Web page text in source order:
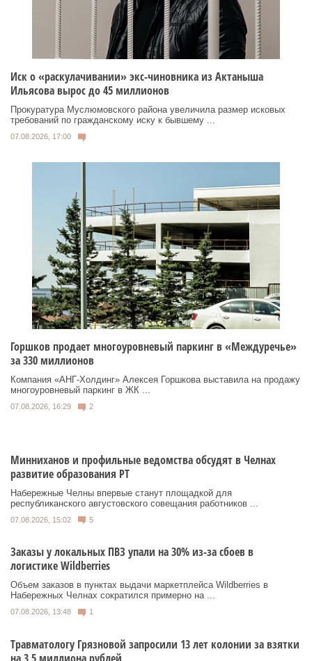
Иск о «раскулачивании» экс-чиновника из Актаныша
Ильясова вырос до 45 миллионов
Прокуратура Муслюмовского района увеличила размер исковых
требований по гражданскому иску к бывшему ...
07.08.2026, 17:00
Горшков продает многоуровневый паркинг в «Междуречье»
за 330 миллионов
Компания «АНГ-Холдинг» Алексея Горшкова выставила на продажу
многоуровневый паркинг в ЖК ...
07.08.2026, 16:29 2
Минниханов и профильные ведомства обсудят в Челнах
развитие образования РТ
Набережные Челны впервые станут площадкой для
республиканского августовского совещания работников ...
07.08.2026, 15:02 5
Заказы у локальных ПВЗ упали на 30% из-за сбоев в
логистике Wildberries
Объем заказов в пунктах выдачи маркетплейса Wildberries в
Набережных Челнах сократился примерно на ...
07.08.2026, 13:48 1
Травматологу Грязновой запросили 13 лет колонии за взятки